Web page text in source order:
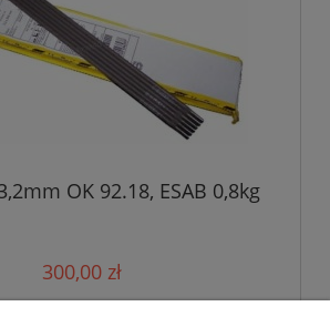
OK 92.18, ESAB 0,8kg
300,00 zł